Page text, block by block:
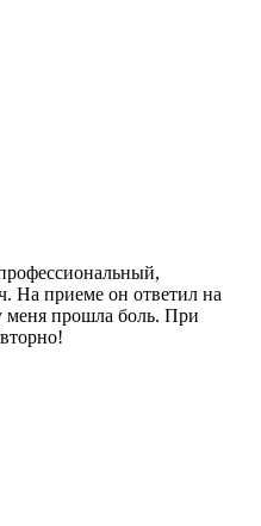
На приеме он ответил на
меня прошла боль. При